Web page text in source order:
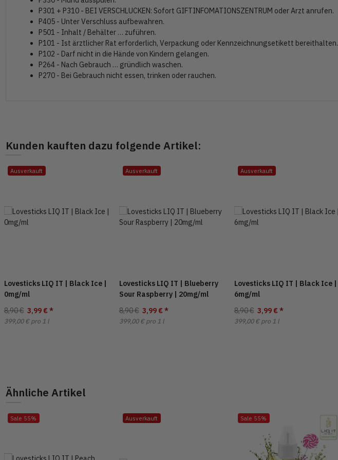
P301 + P310 - BEI VERSCHLUCKEN: Sofort GIFTINFOMATIONSZENTRUM oder Arzt anrufen.
P405 - Unter Verschluss aufbewahren.
P501 - Inhalt / Behälter … zuführen.
P101 - Ist ärztlicher Rat erforderlich, Verpackung oder Kennzeichnungsetikett bereithalten.
P102 - Darf nicht in die Hände von Kindern gelangen.
P264 - Nach Gebrauch … gründlich waschen.
P270 - Bei Gebrauch nicht essen, trinken oder rauchen.
Kunden kauften dazu folgende Artikel:
Ausverkauft
Lovesticks LIQ IT | Black Ice |
0mg/ml
8,90 € 3,99 €*
399,00 € pro 1 l
Ausverkauft
Lovesticks LIQ IT | Blueberry
Sour Raspberry | 20mg/ml
8,90 € 3,99 €*
399,00 € pro 1 l
Ausverkauft
Lovesticks LIQ IT | Black Ice |
6mg/ml
8,90 € 3,99 €*
399,00 € pro 1 l
Ähnliche Artikel
Sale 55% Ausverkauft Sale 55%